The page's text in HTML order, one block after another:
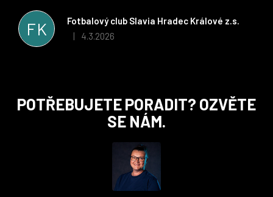
FK
Fotbalový club Slavia Hradec Králové z.s.
Hodnocení obchodu je 5 z 5 hvězdiček.
| 4.3.2026
stran. Věříme, že v tomto duchu bude spolupráce pokračovat
i nadále, nyní už začínáme řešit i první sady dresů ;)
POTŘEBUJETE PORADIT? OZVĚTE
SE NÁM.